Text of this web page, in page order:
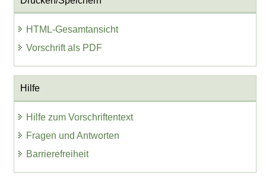
HTML-Gesamtansicht
Vorschrift als PDF
Hilfe
Hilfe zum Vorschriftentext
Fragen und Antworten
Barrierefreiheit